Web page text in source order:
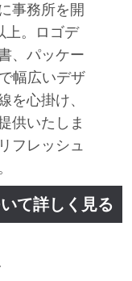
事務所を開
上。ロゴデ
、パッケー
幅広いデザ
を心掛け、
供いたしま
フレッシュ
て詳しく見る